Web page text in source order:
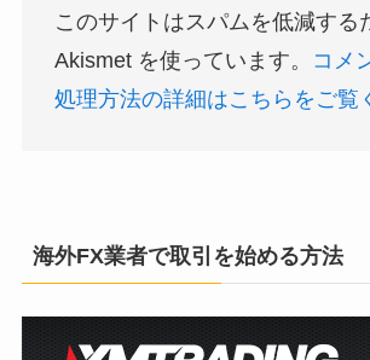
このサイトはスパムを低減する
Akismet を使っています。
コメ
処理方法の詳細はこちらをご覧
海外FX業者で取引を始める方法